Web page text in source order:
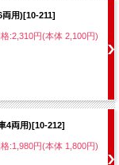
用)[10-211]
:2,310円(本体 2,100円)
4両用)[10-212]
:1,980円(本体 1,800円)